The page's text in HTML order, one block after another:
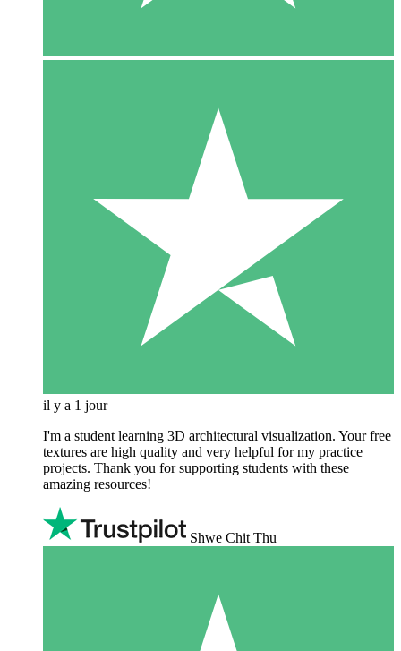
il y a 1 jour
I'm a student learning 3D architectural visualization. Your free
textures are high quality and very helpful for my practice
projects. Thank you for supporting students with these
amazing resources!
Shwe Chit Thu